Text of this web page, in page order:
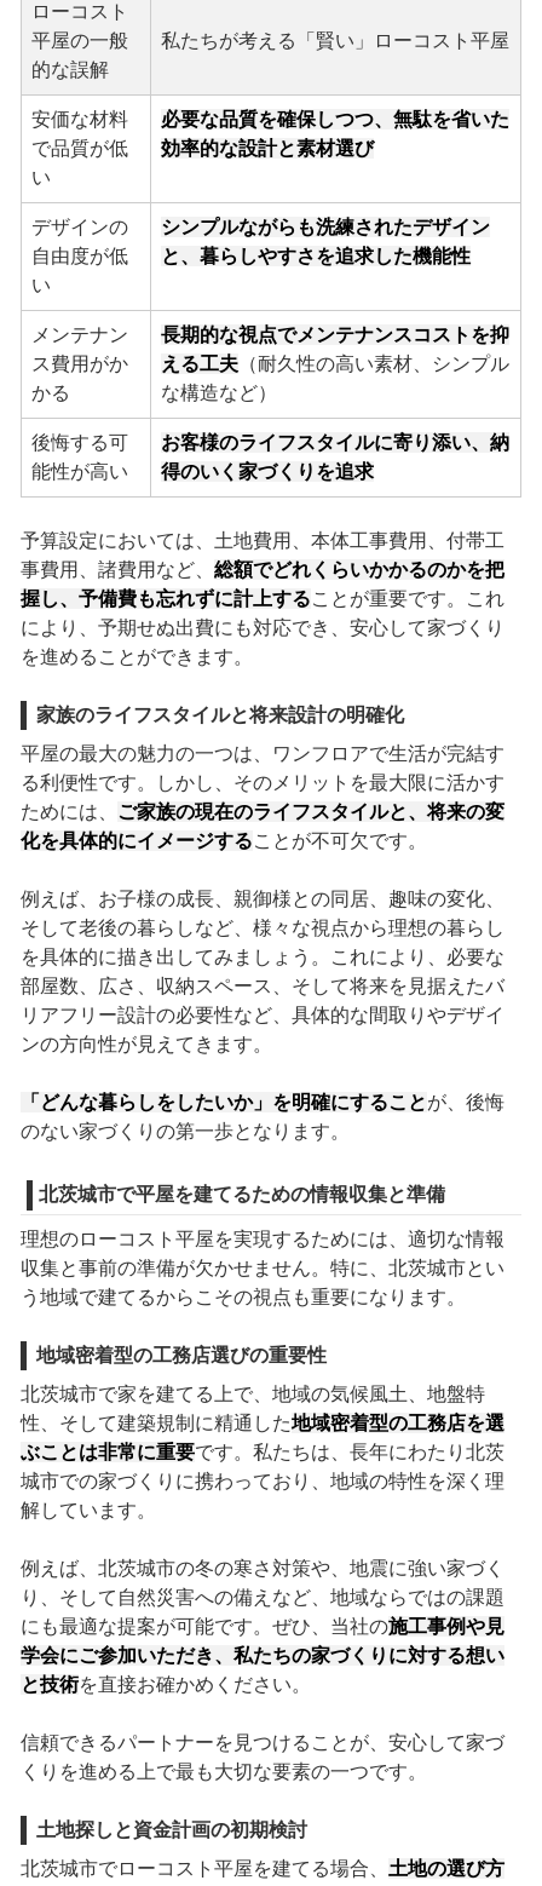
ローコスト
平屋の一般
的な誤解
私たちが考える「賢い」ローコスト平屋
安価な材料
で品質が低
い
必要な品質を確保しつつ、無駄を省いた
効率的な設計と素材選び
デザインの
自由度が低
い
シンプルながらも洗練されたデザイン
と、暮らしやすさを追求した機能性
メンテナン
ス費用がか
かる
長期的な視点でメンテナンスコストを抑
える工夫（耐久性の高い素材、シンプル
な構造など）
後悔する可
能性が高い
お客様のライフスタイルに寄り添い、納
得のいく家づくりを追求
予算設定においては、土地費用、本体工事費用、付帯工
事費用、諸費用など、 総額でどれくらいかかるのかを把
握し、予備費も忘れずに計上することが重要です。これ
により、予期せぬ出費にも対応でき、安心して家づくり
を進めることができます。
家族のライフスタイルと将来設計の明確化
平屋の最大の魅力の一つは、ワンフロアで生活が完結す
る利便性です。しかし、そのメリットを最大限に活かす
ためには、 ご家族の現在のライフスタイルと、将来の変
化を具体的にイメージすることが不可欠です。
例えば、お子様の成長、親御様との同居、趣味の変化、
そして老後の暮らしなど、様々な視点から理想の暮らし
を具体的に描き出してみましょう。これにより、必要な
部屋数、広さ、収納スペース、そして将来を見据えたバ
リアフリー設計の必要性など、具体的な間取りやデザイ
ンの方向性が見えてきます。
「どんな暮らしをしたいか」を明確にすることが、後悔
のない家づくりの第一歩となります。
北茨城市で平屋を建てるための情報収集と準備
理想のローコスト平屋を実現するためには、適切な情報
収集と事前の準備が欠かせません。特に、北茨城市とい
う地域で建てるからこその視点も重要になります。
地域密着型の工務店選びの重要性
北茨城市で家を建てる上で、地域の気候風土、地盤特
性、そして建築規制に精通した地域密着型の工務店を選
ぶことは非常に重要です。私たちは、長年にわたり北茨
城市での家づくりに携わっており、地域の特性を深く理
解しています。
例えば、北茨城市の冬の寒さ対策や、地震に強い家づく
り、そして自然災害への備えなど、地域ならではの課題
にも最適な提案が可能です。ぜひ、当社の施工事例や見
学会にご参加いただき、私たちの家づくりに対する想い
と技術を直接お確かめください。
信頼できるパートナーを見つけることが、安心して家づ
くりを進める上で最も大切な要素の一つです。
土地探しと資金計画の初期検討
北茨城市でローコスト平屋を建てる場合、 土地の選び方